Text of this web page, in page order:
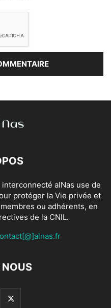
alNas use de
protéger la Vie privée et
ou adhérents, en
de la CNIL.